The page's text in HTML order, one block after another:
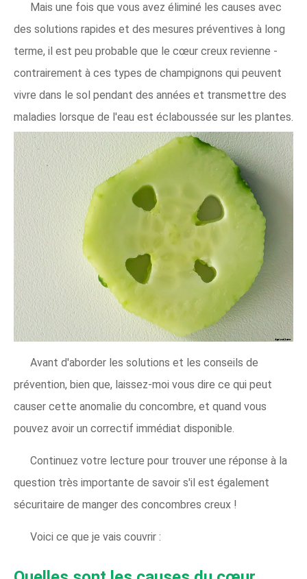
Mais une fois que vous avez éliminé les causes avec
des solutions rapides et des mesures préventives à long
terme, il est peu probable que le cœur creux revienne -
contrairement à ces types de champignons qui peuvent
vivre dans le sol pendant des années et transmettre des
maladies lorsque de l'eau est éclaboussée sur les plantes.
Avant d'aborder les solutions et les conseils de
prévention, bien que, laissez-moi vous dire ce qui peut
causer cette anomalie du concombre, et quand vous
pouvez avoir un correctif immédiat disponible.
Continuez votre lecture pour trouver une réponse à la
question très importante de savoir s'il est également
sécuritaire de manger des concombres creux !
Voici ce que je vais couvrir :